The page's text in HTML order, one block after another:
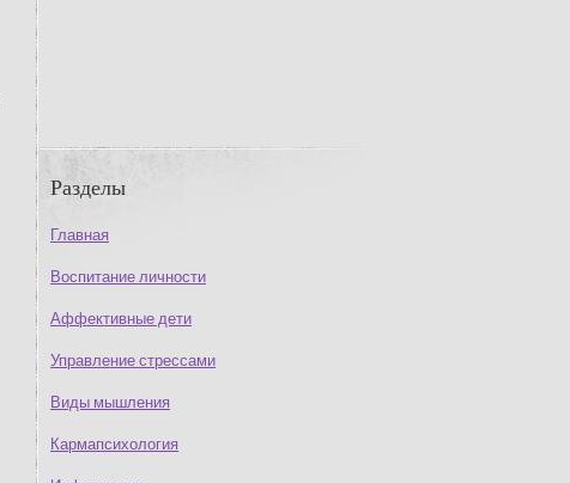
Разделы
Главная
Воспитание личности
Аффективные дети
Управление стрессами
Виды мышления
Кармапсихология